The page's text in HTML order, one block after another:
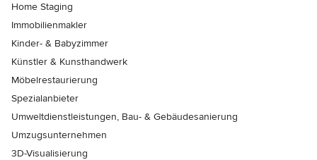
Home Staging
Immobilienmakler
Kinder- & Babyzimmer
Künstler & Kunsthandwerk
Möbelrestaurierung
Spezialanbieter
Umweltdienstleistungen, Bau- & Gebäudesanierung
Umzugsunternehmen
3D-Visualisierung